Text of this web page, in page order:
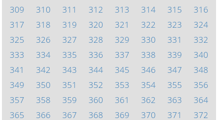
309
310 311 312 313 314 315
316
317
318 319 320 321 322 323
324
325
326 327 328 329 330 331
332
333
334 335 336 337 338 339
340
341
342 343 344 345 346 347
348
349
350 351 352 353 354 355
356
357
358 359 360 361 362 363
364
365
366 367 368 369 370 371 372